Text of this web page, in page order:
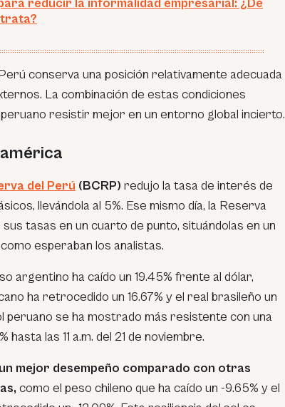
reducir la informalidad empresarial: ¿De
conserva una posición relativamente adecuada
La combinación de estas condiciones
resistir mejor en un entorno global incierto.
del Perú (BCRP) redujo la tasa de interés de
llevándola al 5%. Ese mismo día, la Reserva
tasas en un cuarto de punto, situándolas en un
esperaban los analistas.
argentino ha caído un 19.45% frente al dólar,
ha retrocedido un 16.67% y el real brasileño un
peruano se ha mostrado más resistente con una
las 11 a.m. del 21 de noviembre.
mejor desempeño comparado con otras
como el peso chileno que ha caído un -9.65% y el